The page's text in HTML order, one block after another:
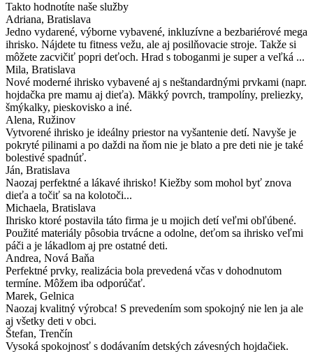
Takto hodnotíte naše služby
Adriana, Bratislava
Jedno vydarené, výborne vybavené, inkluzívne a bezbariérové mega
ihrisko. Nájdete tu fitness vežu, ale aj posilňovacie stroje. Takže si
môžete zacvičiť popri deťoch. Hrad s toboganmi je super a veľká ...
Mila, Bratislava
Nové moderné ihrisko vybavené aj s neštandardnými prvkami (napr.
hojdačka pre mamu aj dieťa). Mäkký povrch, trampolíny, preliezky,
šmýkalky, pieskovisko a iné.
Alena, Ružinov
Vytvorené ihrisko je ideálny priestor na vyšantenie detí. Navyše je
pokryté pilinami a po daždi na ňom nie je blato a pre deti nie je také
bolestivé spadnúť.
Ján, Bratislava
Naozaj perfektné a lákavé ihrisko! Kiežby som mohol byť znova
dieťa a točiť sa na kolotoči...
Michaela, Bratislava
Ihrisko ktoré postavila táto firma je u mojich detí veľmi obľúbené.
Použité materiály pôsobia trvácne a odolne, deťom sa ihrisko veľmi
páči a je lákadlom aj pre ostatné deti.
Andrea, Nová Baňa
Perfektné prvky, realizácia bola prevedená včas v dohodnutom
termíne. Môžem iba odporúčať.
Marek, Gelnica
Naozaj kvalitný výrobca! S prevedením som spokojný nie len ja ale
aj všetky deti v obci.
Štefan, Trenčín
Vysoká spokojnosť s dodávaním detských závesných hojdačiek.